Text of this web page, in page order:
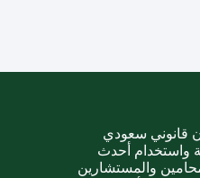
قانوني سعودي
واستخدام أحدث
والمستشارين